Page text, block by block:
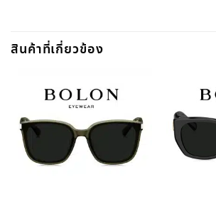
สินค้าที่เกี่ยวข้อง